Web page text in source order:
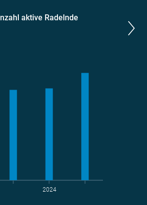
-Vermeidung
aktive Radelnde
2024